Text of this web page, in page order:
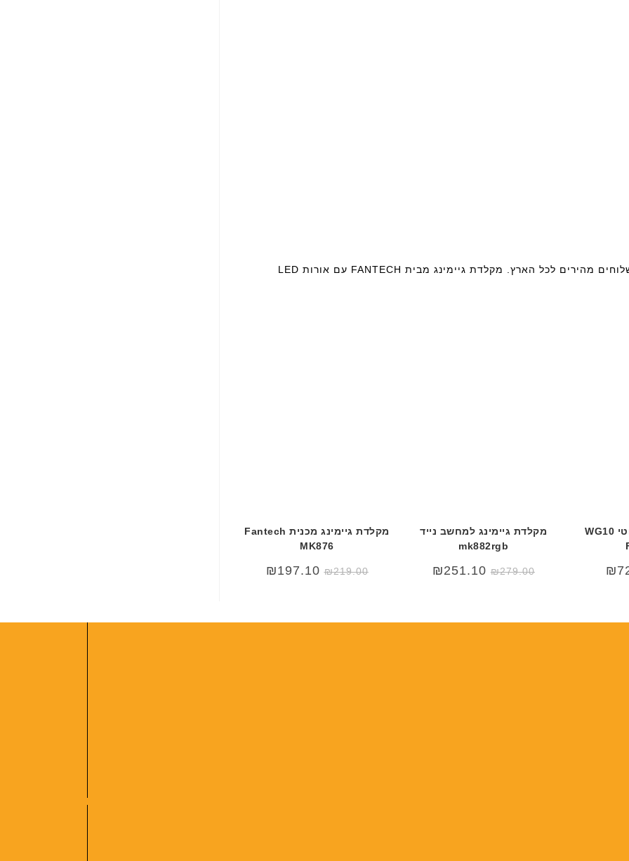
עכבר גיימינג אלחוטי WG10
₪
מקלדת גיימינג למחשב נייד
mk882rgb
₪279.00
₪251.10
מקלדת גיימינג מכנית Fantech
MK876
₪219.00
₪197.10